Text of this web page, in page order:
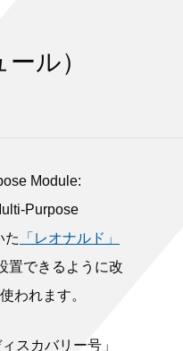
ル）
Module:
Purpose
た
「レオナルド」
置できるように改
われます。
スカバリー号」